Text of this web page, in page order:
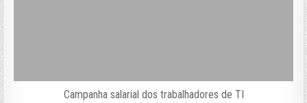
Campanha salarial dos trabalhadores de TI